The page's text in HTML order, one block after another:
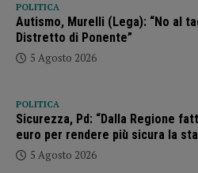
POLITICA
Autismo, Murelli (Lega): “No al
Distretto di Ponente”
5 Agosto 2026
POLITICA
Sicurezza, Pd: “Dalla Regione
euro per rendere più sicura la
5 Agosto 2026